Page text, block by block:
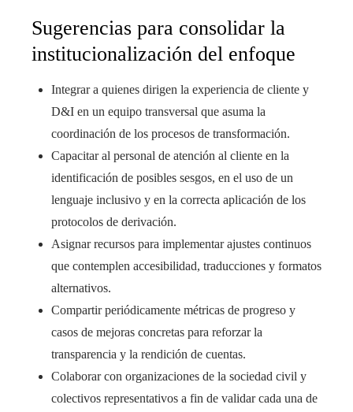
Sugerencias para consolidar la
institucionalización del enfoque
Integrar a quienes dirigen la experiencia de cliente y
D&I en un equipo transversal que asuma la
coordinación de los procesos de transformación.
Capacitar al personal de atención al cliente en la
identificación de posibles sesgos, en el uso de un
lenguaje inclusivo y en la correcta aplicación de los
protocolos de derivación.
Asignar recursos para implementar ajustes continuos
que contemplen accesibilidad, traducciones y formatos
alternativos.
Compartir periódicamente métricas de progreso y
casos de mejoras concretas para reforzar la
transparencia y la rendición de cuentas.
Colaborar con organizaciones de la sociedad civil y
colectivos representativos a fin de validar cada una de